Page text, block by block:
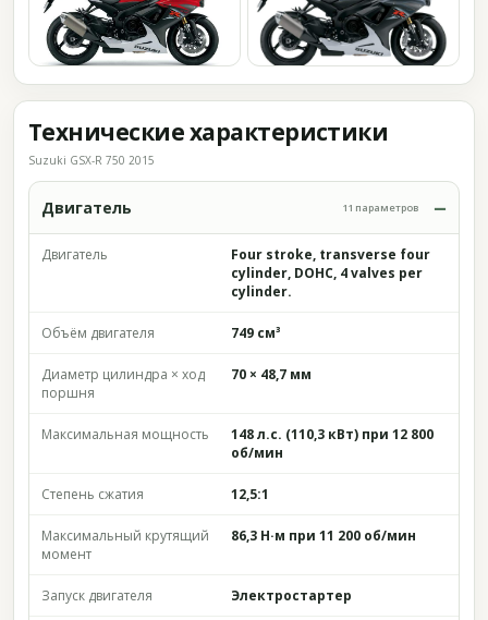
Технические характеристики
Suzuki GSX-R 750 2015
Двигатель 11 параметров
Двигатель
Four stroke, transverse four
cylinder, DOHC, 4 valves per
cylinder.
Объём двигателя 749 см³
Диаметр цилиндра × ход
поршня
70 × 48,7 мм
Максимальная мощность
148 л.с. (110,3 кВт) при 12 800
об/мин
Степень сжатия 12,5:1
Максимальный крутящий
момент
86,3 Н·м при 11 200 об/мин
Запуск двигателя Электростартер